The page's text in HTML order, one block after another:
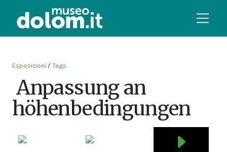
Esposizioni / Tags
Anpassung an
höhenbedingungen